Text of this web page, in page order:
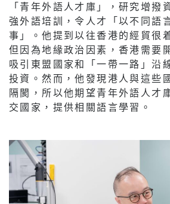
「青年外語人才庫」，研究增撥
強外語培訓，令人才「以不同語
事」。他提到以往香港的經貿很
但因為地緣政治因素，香港需要
吸引東盟國家和「一帶一路」沿
投資。然而，他發現港人與這些
隔閡，所以他期望青年外語人才
交國家，提供相關語言學習。